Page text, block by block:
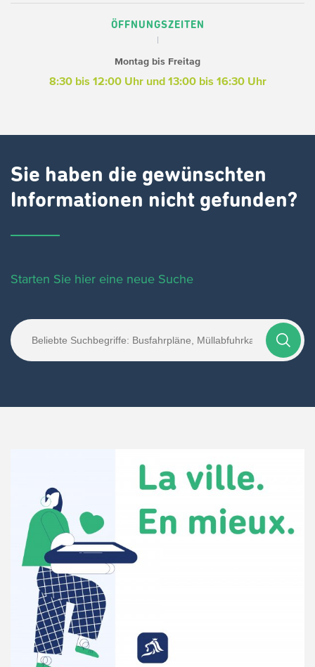
ÖFFNUNGSZEITEN
Montag bis Freitag
8:30 bis 12:00 Uhr und 13:00 bis 16:30 Uhr
Sie haben die gewünschten
Informationen nicht gefunden?
Starten Sie hier eine neue Suche